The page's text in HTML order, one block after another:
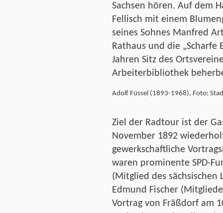
Sachsen hören. Auf dem
Fellisch mit einem
seines Sohnes Manfred
Rathaus und die „Scharfe
Jahren Sitz des
Arbeiterbibliothek
Adolf Füssel (1893-1968), Foto:
Ziel der Radtour ist der
November 1892
gewerkschaftliche
waren prominente SPD-
(Mitglied des sächsischen
Edmund Fischer
Vortrag von Fräßdorf am